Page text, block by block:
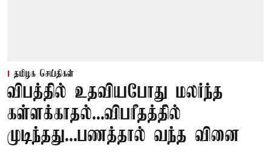
தமிழக செய்திகள்
விபத்தில் உதவியபோது மலர்ந்த
கள்ளக்காதல்...விபரீதத்தில்
முடிந்தது...பணத்தால் வந்த வினை